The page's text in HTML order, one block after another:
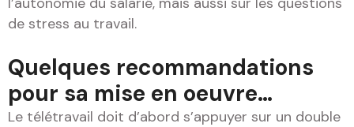
de stress au travail.
Quelques recommandations
pour sa mise en oeuvre…
Le télétravail doit d’abord s’appuyer sur un double